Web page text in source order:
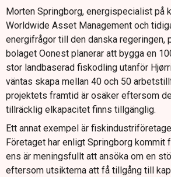
Morten Springborg, energispecialist på
Worldwide Asset Management och
energifrågor till den danska regeringen,
bolaget Oonest planerar att bygga en
stor landbaserad fiskodling utanför
väntas skapa mellan 40 och 50
projektets framtid är osäker eftersom
tillräcklig elkapacitet finns tillgänglig.
Ett annat exempel är
Företaget har enligt Springborg kommit
ens är meningsfullt att ansöka om en
eftersom utsikterna att få tillgång till